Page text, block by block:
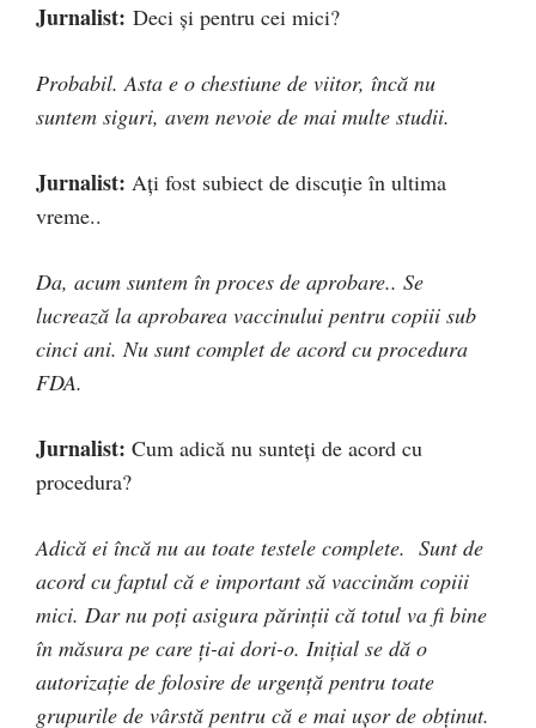
Jurnalist: Deci și pentru cei mici?
Probabil. Asta e o chestiune de viitor, încă nu
suntem siguri, avem nevoie de mai multe studii.
Jurnalist: Ați fost subiect de discuție în ultima
vreme..
Da, acum suntem în proces de aprobare.. Se
lucrează la aprobarea vaccinului pentru copiii sub
cinci ani. Nu sunt complet de acord cu procedura
FDA.
Jurnalist: Cum adică nu sunteți de acord cu
procedura?
Adică ei încă nu au toate testele complete. Sunt de
acord cu faptul că e important să vaccinăm copiii
mici. Dar nu poți asigura părinții că totul va fi bine
în măsura pe care ți-ai dori-o. Inițial se dă o
autorizație de folosire de urgență pentru toate
grupurile de vârstă pentru că e mai ușor de obținut.